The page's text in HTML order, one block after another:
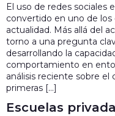
El uso de redes sociales
convertido en uno de los
actualidad. Más allá del
torno a una pregunta
desarrollando la
comportamiento en
análisis reciente sobre
primeras […]
Escuelas